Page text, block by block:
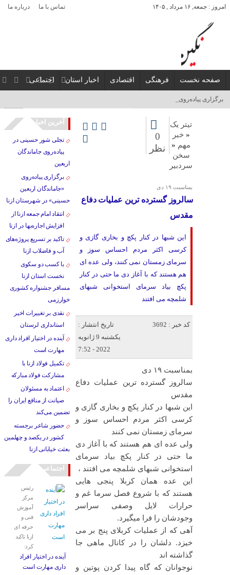
امروز : جمعه, ۱۶ مرداد , ۱۴۰۵ تماس با ما درباره ما
صفحه نخست فرهنگی اقتصادی اخبار استان اجتماعی
برگزاری پیاده‌روی «جاما_
تیتر یک
« خبر
مهم «
سخن
سردبیر
0
نظر
بمناسبت ۱۹ دی
سالروز گسترده ترین عملیات دفاع
مقدس
این شبها در کنار پکچ و بخاری گازی و
کرسی اکثر مردم احساس سوز و
سرمای زمستان نمی کنند، ولی عده ای
هم هستند که با آغاز دی ما حتی در کنار
پکچ بیاد سرمای استخوانی شبهای
شلمچه می افتند
کد خبر : 3692
تاریخ انتشار :
یکشنبه 9 ژانویه
2022 - 7:52
بمناسبت ۱۹ دی
سالروز گسترده ترین عملیات دفاع
مقدس
این شبها در کنار پکچ و بخاری گازی و
کرسی اکثر مردم احساس سوز و
سرمای زمستان نمی کنند
ولی عده ای هم هستند که با آغاز دی
ما حتی در کنار پکچ بیاد سرمای
استخوانی شبهای شلمچه می افتند ،
این عده همان کربلا پنجی هایی
هستند که با شروع فصل سرما غم و
حرارات لایل وصفی سراسر
وجودشان را فرا میگیرد.
آهی که از عملیات کربلای پنج بر می
خیزد. دلشان را در کانال ماهی جا
گذاشته اند
نوجوانان که گاه پیدا کردن پوتین و
آخرین اخبار
تجلی شور حسینی در
پیاده‌روی جاماندگان
اربعین
برگزاری پیاده‌روی
«جاماندگان اربعین
حسینی» در شهرستان ازنا
انتقاد امام جمعه ازنا از
افزایش اجاره‌بها در ازنا
تاکید بر تسریع پروژه‌های
آب و فاضلاب ازنا
با کسب دو سکوی
نخست استان ازنا
مسافر جشنواره کشوری
خوارزمی
نقدی بر تغییرات اخیر
استانداری لرستان
آینده در اختیار افراد داری
مهارت است
تکمیل فولاد ازنا با
مشارکت فولاد مبارکه
اعتماد به مسئولان
صیانت از منافع ایران را
تضمین می‌کند
حضور شاعر برجسته
کشور در یکصد و چهلمین
بعثت خیابانی ازنا
اجتماعی
رئیس
مرکز
آموزش
فنی و
حرفه ای
ازنا تاکید
کرد:
آینده در اختیار افراد
داری مهارت است